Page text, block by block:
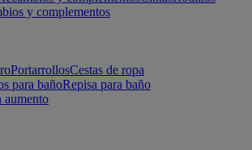
y complementos
PortarrollosCestas de ropa
para bañoRepisa para baño
aumento